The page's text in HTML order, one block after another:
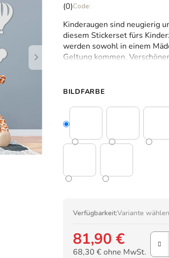
Die
Produktbewertung
ist
0,0
von
(0)
Kinderaugen sind neugierig
diesem Stickerset fürs
werden sowohl in einem
Geltung kommen.
BILDFARBE
Verfügbarkeit:Variante wählen
81,90 €
68,30 € ohne MwSt.